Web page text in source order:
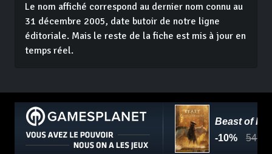
Le nom affiché correspond au dernier nom connu au
31 décembre 2005, date butoir de notre ligne
éditoriale. Mais le reste de la fiche est mis à jour en
temps réel.